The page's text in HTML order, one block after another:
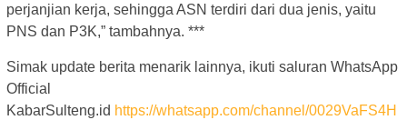
perjanjian kerja, sehingga ASN terdiri dari dua jenis, yaitu
PNS dan P3K,” tambahnya. ***
Simak update berita menarik lainnya, ikuti saluran WhatsApp
Official
KabarSulteng.id https://whatsapp.com/channel/0029VaFS4H